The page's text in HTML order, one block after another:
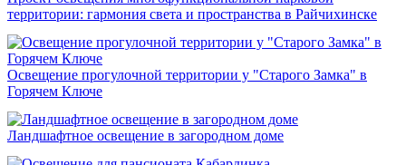
территории: гармония света и пространства в Райчихинске
Освещение прогулочной территории у "Старого Замка" в
Горячем Ключе
Ландшафтное освещение в загородном доме